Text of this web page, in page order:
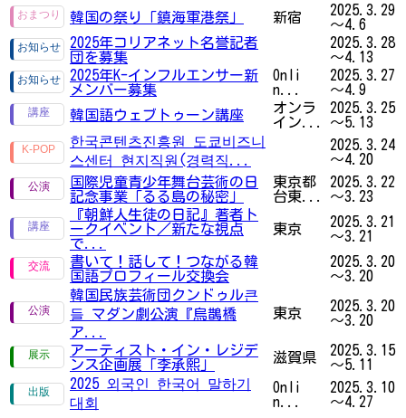
韓国の祭り「鎮海軍港祭」
新宿
2025.3.29
～4.6
2025年コリアネット名誉記者
団を募集
2025.3.28
～4.13
2025年K-インフルエンサー新
メンバー募集
Onli
n...
2025.3.27
～4.9
韓国語ウェブトゥーン講座
オンラ
イン...
2025.3.25
～5.13
한국콘텐츠진흥원 도쿄비즈니
스센터 현지직원(경력직...
2025.3.24
～4.20
国際児童青少年舞台芸術の日
記念事業「るる島の秘密」
東京都
台東...
2025.3.22
～3.23
『朝鮮人生徒の日記』著者ト
ークイベント／新たな視点
で...
東京
2025.3.21
～3.21
書いて！話して！つながる韓
国語プロフィール交換会
2025.3.20
～3.20
韓国民族芸術団クンドゥル큰
들 マダン劇公演『烏鵲橋
ア...
東京
2025.3.20
～3.20
アーティスト・イン・レジデ
ンス企画展「李承熙」
滋賀県
2025.3.15
～5.11
2025 외국인 한국어 말하기
대회
Onli
n...
2025.3.10
～4.27